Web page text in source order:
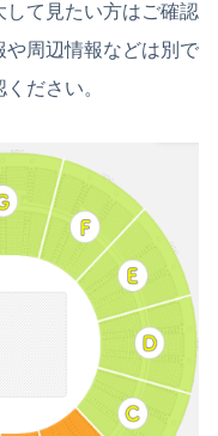
して見たい方はご確認
や周辺情報などは別で
ください。